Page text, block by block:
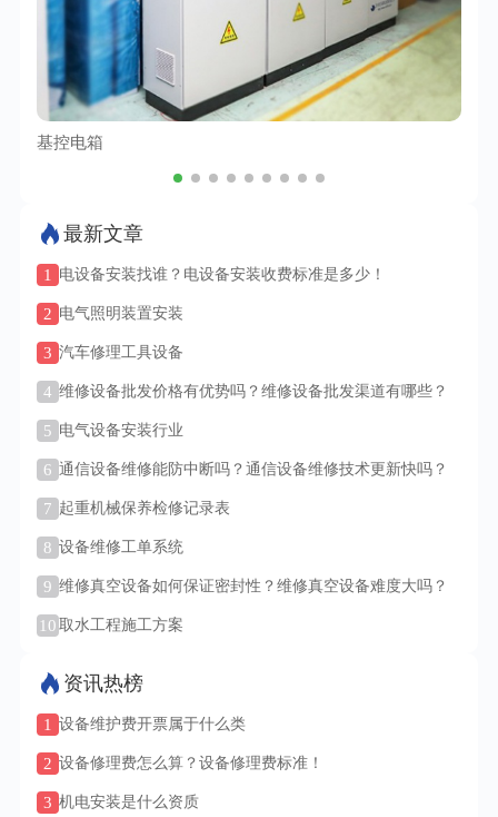
基控电箱
最新文章
1 电设备安装找谁？电设备安装收费标准是多少！
2 电气照明装置安装
3 汽车修理工具设备
4 维修设备批发价格有优势吗？维修设备批发渠道有哪些？
5 电气设备安装行业
6 通信设备维修能防中断吗？通信设备维修技术更新快吗？
7 起重机械保养检修记录表
8 设备维修工单系统
9 维修真空设备如何保证密封性？维修真空设备难度大吗？
10 取水工程施工方案
资讯热榜
1 设备维护费开票属于什么类
2 设备修理费怎么算？设备修理费标准！
3 机电安装是什么资质